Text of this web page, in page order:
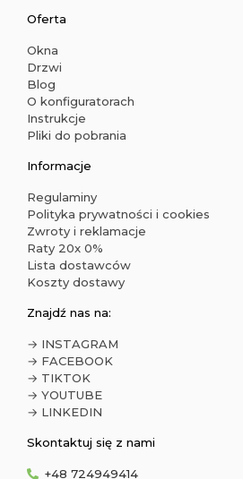
Oferta
Okna
Drzwi
Blog
O konfiguratorach
Instrukcje
Pliki do pobrania
Informacje
Regulaminy
Polityka prywatności i cookies
Zwroty i reklamacje
Raty 20x 0%
Lista dostawców
Koszty dostawy
Znajdź nas na:
→ INSTAGRAM
→ FACEBOOK
→ TIKTOK
→ YOUTUBE
→ LINKEDIN
Skontaktuj się z nami
+48 724949414